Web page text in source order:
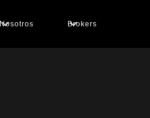
Nosotros Brokers